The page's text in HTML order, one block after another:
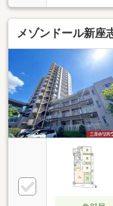
で、室内の
台・給湯器
さが向上。
く、洋室
り。徒歩
に便利な立
用でアクセ
で広さと住
メゾンドール新